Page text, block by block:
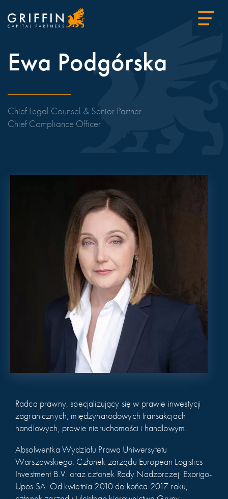
Ewa Podgórska
Chief Legal Counsel & Senior Partner
Chief Compliance Officer
Radca prawny, specjalizujący się w prawie inwestycji
zagranicznych, międzynarodowych transakcjach
handlowych, prawie nieruchomości i handlowym.
Absolwentka Wydziału Prawa Uniwersytetu
Warszawskiego. Członek zarządu European Logistics
Investment B.V. oraz członek Rady Nadzorczej Exorigo-
Upos SA. Od kwietnia 2010 do końca 2017 roku,